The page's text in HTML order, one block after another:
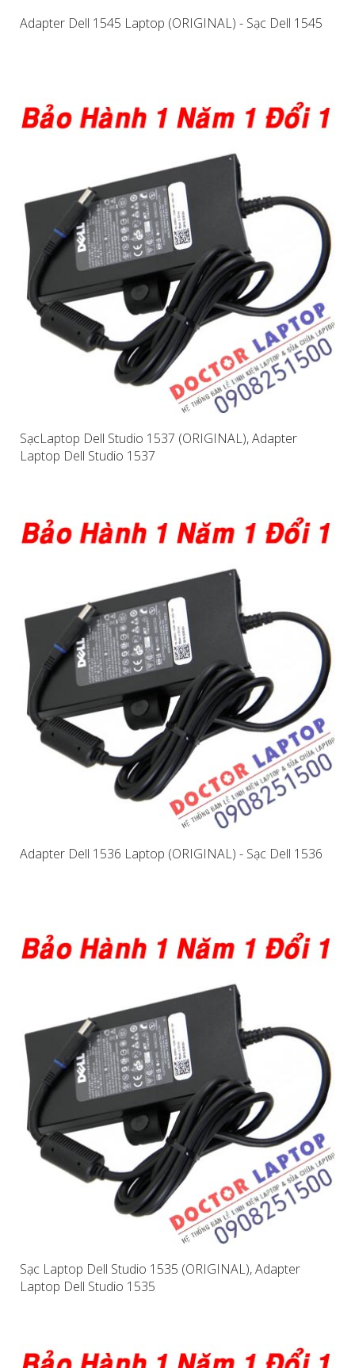
Adapter Dell 1545 Laptop (ORIGINAL) - Sạc Dell 1545
SạcLaptop Dell Studio 1537 (ORIGINAL), Adapter
Laptop Dell Studio 1537
Adapter Dell 1536 Laptop (ORIGINAL) - Sạc Dell 1536
Sạc Laptop Dell Studio 1535 (ORIGINAL), Adapter
Laptop Dell Studio 1535